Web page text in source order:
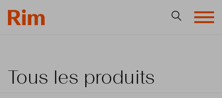
Tous les produits